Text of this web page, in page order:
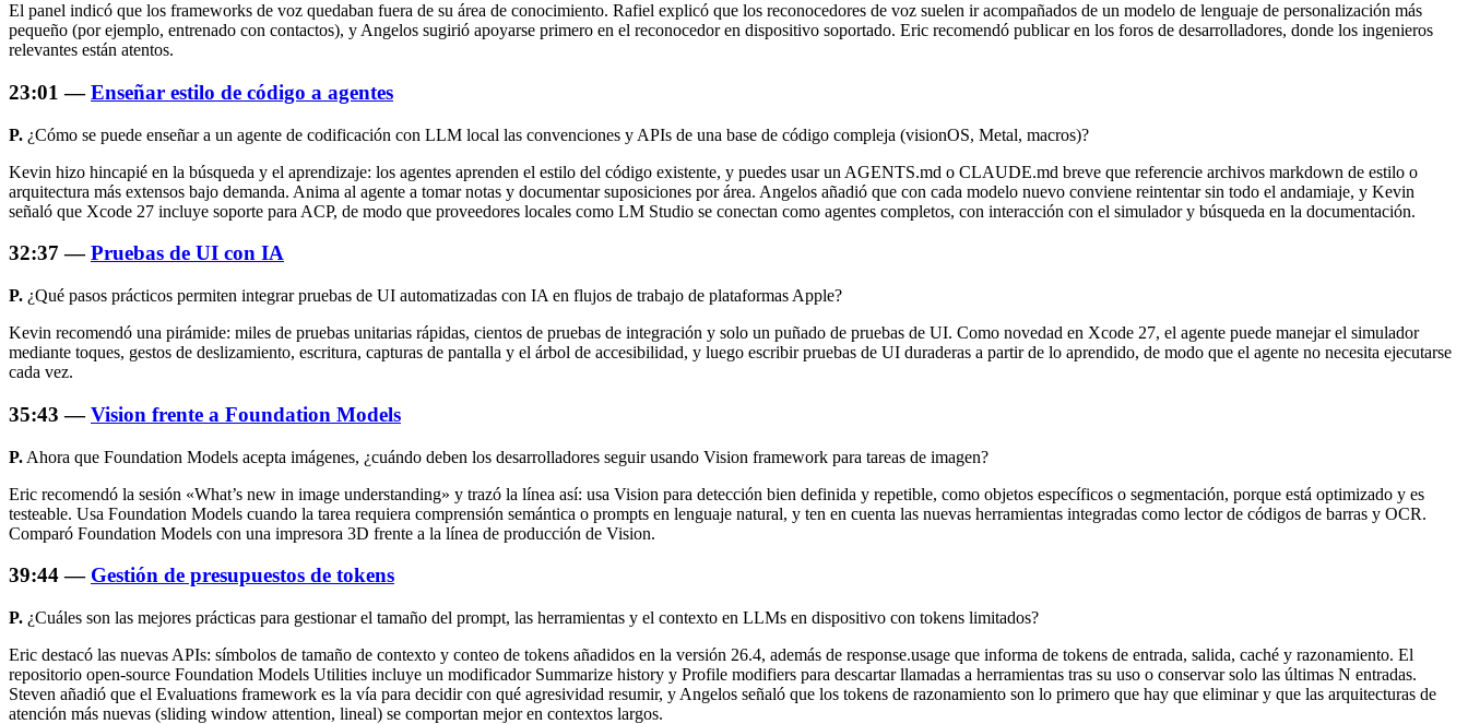
El panel indicó que los frameworks de voz quedaban fuera de su área de conocimiento. Rafiel explicó que los reconocedores de voz suelen ir acompañados de un modelo de lenguaje de personalización más
pequeño (por ejemplo, entrenado con contactos), y Angelos sugirió apoyarse primero en el reconocedor en dispositivo soportado. Eric recomendó publicar en los foros de desarrolladores, donde los ingenieros
relevantes están atentos.
23:01 —Enseñar estilo de código a agentes
P. ¿Cómo se puede enseñar a un agente de codificación con LLM local las convenciones y APIs de una base de código compleja (visionOS, Metal, macros)?
Kevin hizo hincapié en la búsqueda y el aprendizaje: los agentes aprenden el estilo del código existente, y puedes usar un AGENTS.md o CLAUDE.md breve que referencie archivos markdown de estilo o
arquitectura más extensos bajo demanda. Anima al agente a tomar notas y documentar suposiciones por área. Angelos añadió que con cada modelo nuevo conviene reintentar sin todo el andamiaje, y Kevin
señaló que Xcode 27 incluye soporte para ACP, de modo que proveedores locales como LM Studio se conectan como agentes completos, con interacción con el simulador y búsqueda en la documentación.
32:37 —Pruebas de UI con IA
P. ¿Qué pasos prácticos permiten integrar pruebas de UI automatizadas con IA en flujos de trabajo de plataformas Apple?
Kevin recomendó una pirámide: miles de pruebas unitarias rápidas, cientos de pruebas de integración y solo un puñado de pruebas de UI. Como novedad en Xcode 27, el agente puede manejar el simulador
mediante toques, gestos de deslizamiento, escritura, capturas de pantalla y el árbol de accesibilidad, y luego escribir pruebas de UI duraderas a partir de lo aprendido, de modo que el agente no necesita ejecutarse
cada vez.
35:43 —Vision frente a Foundation Models
P. Ahora que Foundation Models acepta imágenes, ¿cuándo deben los desarrolladores seguir usando Vision framework para tareas de imagen?
Eric recomendó la sesión «What’s new in image understanding» y trazó la línea así: usa Vision para detección bien definida y repetible, como objetos específicos o segmentación, porque está optimizado y es
testeable. Usa Foundation Models cuando la tarea requiera comprensión semántica o prompts en lenguaje natural, y ten en cuenta las nuevas herramientas integradas como lector de códigos de barras y OCR.
Comparó Foundation Models con una impresora 3D frente a la línea de producción de Vision.
39:44 — Gestión de presupuestos de tokens
P. ¿Cuáles son las mejores prácticas para gestionar el tamaño del prompt, las herramientas y el contexto en LLMs en dispositivo con tokens limitados?
Eric destacó las nuevas APIs: símbolos de tamaño de contexto y conteo de tokens añadidos en la versión 26.4, además de response.usage que informa de tokens de entrada, salida, caché y razonamiento. El
repositorio open-source Foundation Models Utilities incluye un modificador Summarize history y Profile modifiers para descartar llamadas a herramientas tras su uso o conservar solo las últimas N entradas.
Steven añadió que el Evaluations framework es la vía para decidir con qué agresividad resumir, y Angelos señaló que los tokens de razonamiento son lo primero que hay que eliminar y que las arquitecturas de
atención más nuevas (sliding window attention, lineal) se comportan mejor en contextos largos.